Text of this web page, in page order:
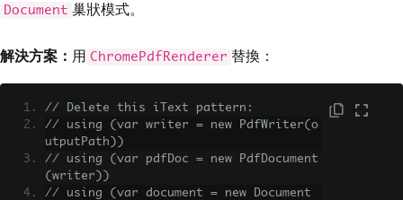
Document 巢狀模式。
解決方案： 用 ChromePdfRenderer 替換：
// Delete this iText pattern:
// using (var writer = new PdfWriter(o
utputPath))
// using (var pdfDoc = new PdfDocument
(writer))
// using (var document = new Document